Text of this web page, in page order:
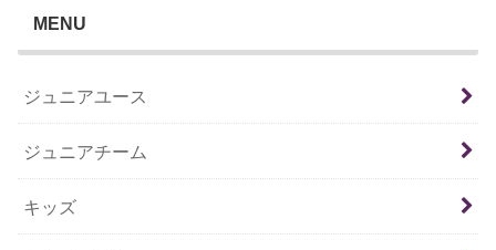
MENU
ジュニアユース
ジュニアチーム
キッズ